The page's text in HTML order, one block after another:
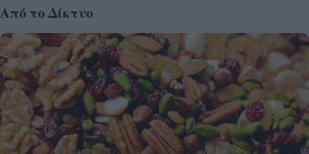
Από το Δίκτυο